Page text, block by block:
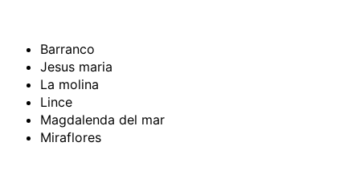
Barranco
Jesus maria
La molina
Lince
Magdalenda del mar
Miraflores